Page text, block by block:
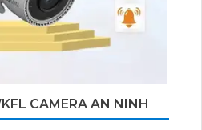
CAMERA AN NINH